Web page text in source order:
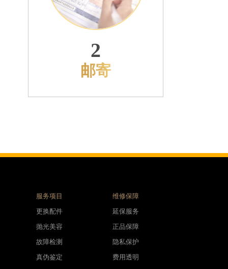
2
邮寄
服务项目
更换配件
抛光美容
故障检测
真伪鉴定
维修保障
延保服务
正品保障
隐私保护
费用透明